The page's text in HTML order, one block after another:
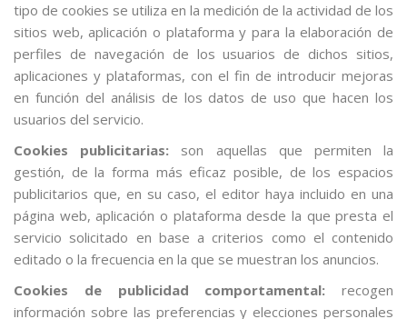
tipo de cookies se utiliza en la medición de la actividad de los
sitios web, aplicación o plataforma y para la elaboración de
perfiles de navegación de los usuarios de dichos sitios,
aplicaciones y plataformas, con el fin de introducir mejoras
en función del análisis de los datos de uso que hacen los
usuarios del servicio.
Cookies publicitarias: son aquellas que permiten la
gestión, de la forma más eficaz posible, de los espacios
publicitarios que, en su caso, el editor haya incluido en una
página web, aplicación o plataforma desde la que presta el
servicio solicitado en base a criterios como el contenido
editado o la frecuencia en la que se muestran los anuncios.
Cookies de publicidad comportamental: recogen
información sobre las preferencias y elecciones personales